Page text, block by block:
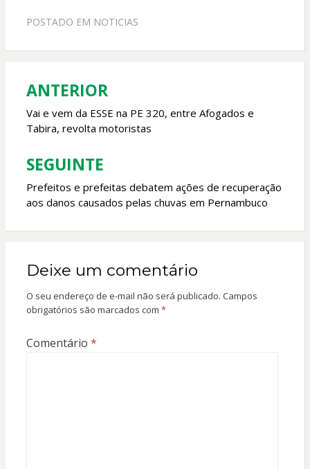
e
o
k
A
p
POSTADO EM NOTICIAS
Navegação
de
Post
ANTERIOR
Vai e vem da ESSE na PE 320, entre Afogados e
Tabira, revolta motoristas
SEGUINTE
Prefeitos e prefeitas debatem ações de recuperação
aos danos causados pelas chuvas em Pernambuco
Deixe um comentário
O seu endereço de e-mail não será publicado. Campos
obrigatórios são marcados com *
Comentário *